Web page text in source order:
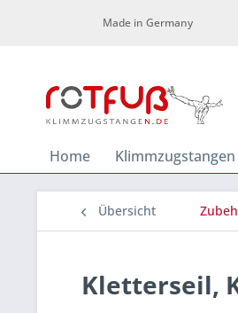
Made in Germany
Home Klimmzugstangen
Übersicht
Kletterseil,